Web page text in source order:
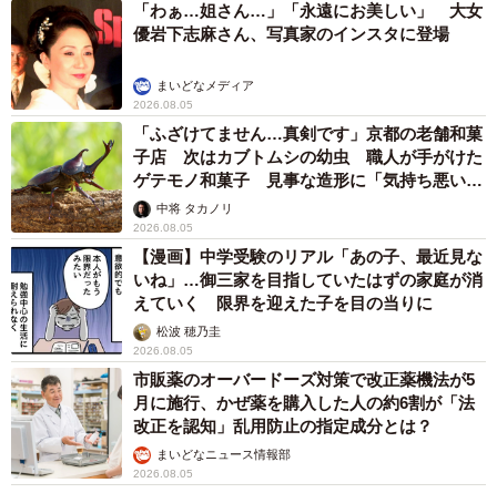
2026.08.05
涼しい「冷感敷きパッド」を気に入った猫さ
くろいでおもてなし
椎名 碧
2026.08.05
木の枝？エアコンの送風口から細長いものが…
昼休みの診療所を襲った恐怖の生きもの【漫
画】
海川 まこと
2026.08.05
保護猫カフェでひとりぼっちだった「耳が聞こ
えないシニア猫」と運命の出会い→重度のペッ
トロスで適応障害だった女性の人生が一変
古川 諭香
2026.08.05
「ソナチネ」出演の55歳俳優が事故で大けが
「戦いを諦めなければ絶望は来ない」 名悪役
だった父の言葉を胸に決意表明